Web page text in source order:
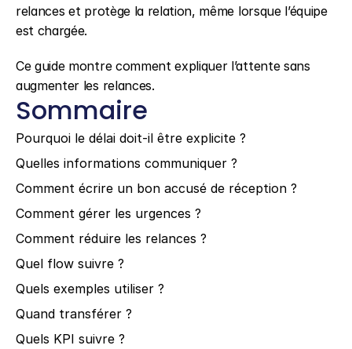
relances et protège la relation, même lorsque l’équipe
est chargée.
Ce guide montre comment expliquer l’attente sans
augmenter les relances.
Sommaire
Pourquoi le délai doit-il être explicite ?
Quelles informations communiquer ?
Comment écrire un bon accusé de réception ?
Comment gérer les urgences ?
Comment réduire les relances ?
Quel flow suivre ?
Quels exemples utiliser ?
Quand transférer ?
Quels KPI suivre ?